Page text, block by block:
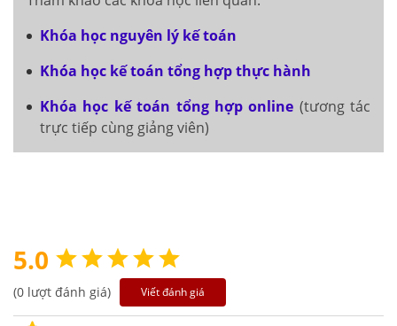
Khóa học nguyên lý kế toán
Khóa học kế toán tổng hợp thực hành
Khóa học kế toán tổng hợp online (tương tác
trực tiếp cùng giảng viên)
5.0
(0 lượt đánh giá) Viết đánh giá